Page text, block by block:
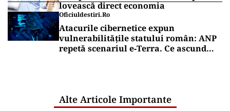
lovească direct economia
Oficiuldestiri.ro
Atacurile cibernetice expun
vulnerabilitățile statului român: ANP
repetă scenariul e‑Terra. Ce ascund
Alte Articole Importante